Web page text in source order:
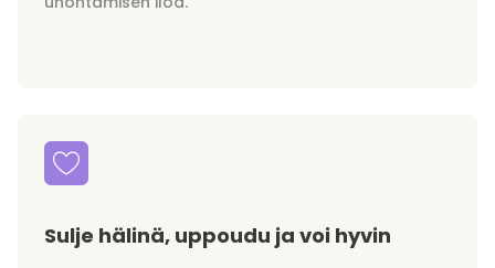
Sulje hälinä, uppoudu ja voi hyvin